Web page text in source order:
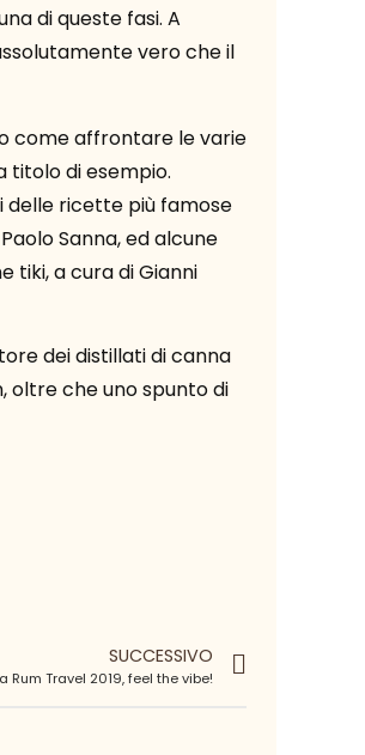
di queste fasi. A
vero che il
come affrontare le varie
titolo di esempio.
delle ricette più famose
Sanna, ed alcune
tiki, a cura di Gianni
dei distillati di canna
oltre che uno spunto di
SUCCESSIVO
Rum Travel 2019, feel the vibe!